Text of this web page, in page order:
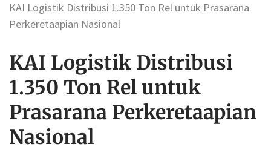
KAI Logistik Distribusi 1.350 Ton Rel untuk Prasarana
Perkeretaapian Nasional
KAI Logistik Distribusi
1.350 Ton Rel untuk
Prasarana Perkeretaapian
Nasional